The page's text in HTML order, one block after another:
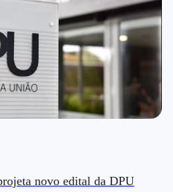
novo edital da DPU